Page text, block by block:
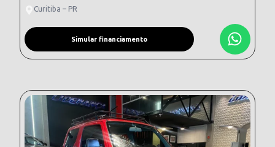
Curitiba – PR
Simular financiamento